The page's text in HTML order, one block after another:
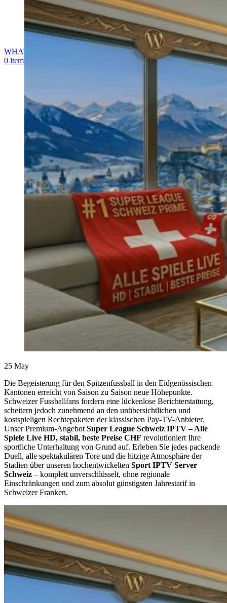
WHATSAPP
0 items
25 May
Die Begeisterung für den Spitzenfussball in den Eidgenössischen
Kantonen erreicht von Saison zu Saison neue Höhepunkte.
Schweizer Fussballfans fordern eine lückenlose Berichterstattung,
scheitern jedoch zunehmend an den unübersichtlichen und
kostspieligen Rechtepaketen der klassischen Pay-TV-Anbieter.
Unser Premium-Angebot Super League Schweiz IPTV – Alle
Spiele Live HD, stabil, beste Preise CHF revolutioniert Ihre
sportliche Unterhaltung von Grund auf. Erleben Sie jedes packende
Duell, alle spektakulären Tore und die hitzige Atmosphäre der
Stadien über unseren hochentwickelten Sport IPTV Server
Schweiz – komplett unverschlüsselt, ohne regionale
Einschränkungen und zum absolut günstigsten Jahrestarif in
Schweizer Franken.